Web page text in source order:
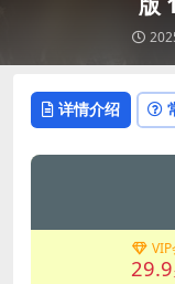
详情介绍
29.9